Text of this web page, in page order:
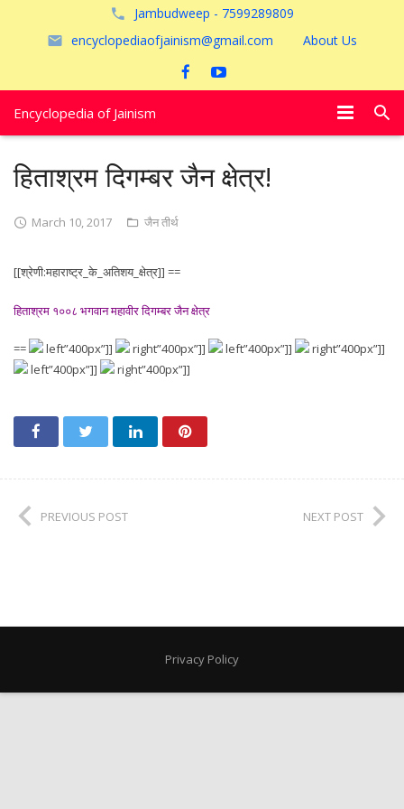
Jambudweep - 7599289809
encyclopediaofjainism@gmail.com
About Us
Encyclopedia of Jainism
अयोध्या
हिताश्रम दिगम्बर जैन क्षेत्र!
March 10, 2017 जैन तीर्थ
[[श्रेणी:महाराष्ट्र_के_अतिशय_क्षेत्र]] ==
हिताश्रम १००८ भगवान महावीर दिगम्बर जैन क्षेत्र
== left”400px”]] right”400px”]] left”400px”]]
right”400px”]]
left”400px”]]
right”400px”]]
PREVIOUS POST NEXT POST
Privacy Policy